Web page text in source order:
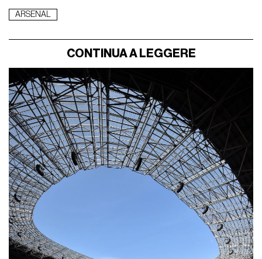
ARSENAL
CONTINUA A LEGGERE